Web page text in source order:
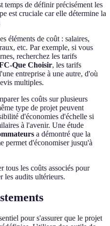
temps de définir précisément les
est cruciale car elle détermine la
éléments de coût : salaires,
etc. Par exemple, si vous
recherchez les tarifs
Que Choisir, les tarifs
entreprise à une autre, d'où
multiples.
les coûts sur plusieurs
type de projet peuvent
d'économies d'échelle si
à l'avenir. Une étude
a démontré que la
permet d'économiser jusqu'à
tous les coûts associés pour
les audits ultérieurs.
pour s'assurer que le projet